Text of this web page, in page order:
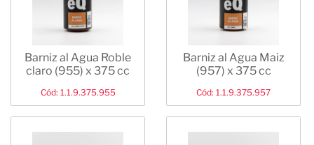
Barniz al Agua Roble
claro (955) x 375 cc
Cód: 1.1.9.375.955
Barniz al Agua Maiz
(957) x 375 cc
Cód: 1.1.9.375.957